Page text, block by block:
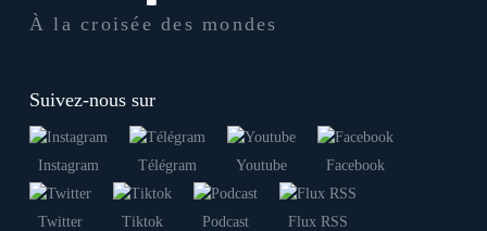
À la croisée des mondes
Suivez-nous sur
Instagram Télégram Youtube Facebook
Twitter Tiktok Podcast Flux RSS